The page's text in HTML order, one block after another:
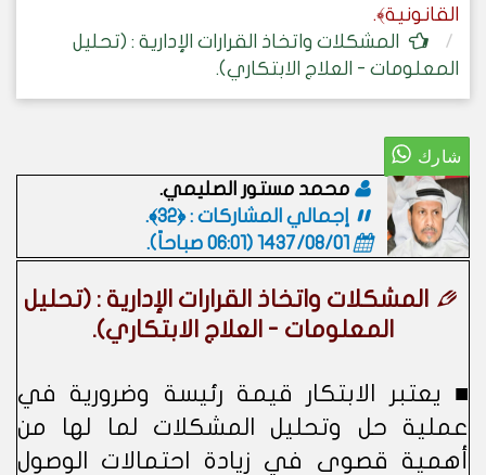
القانونية﴾.
المشكلات واتخاذ القرارات الإدارية : (تحليل
المعلومات - العلاج الابتكاري).
محمد مستور الصليمي.
إجمالي المشاركات : ﴿32﴾.
1437/08/01 (06:01 صباحاً)
.
المشكلات واتخاذ القرارات الإدارية : (تحليل
المعلومات - العلاج الابتكاري).
■ يعتبر الابتكار قيمة رئيسة وضرورية في
عملية حل وتحليل المشكلات لما لها من
أهمية قصوى في زيادة احتمالات الوصول